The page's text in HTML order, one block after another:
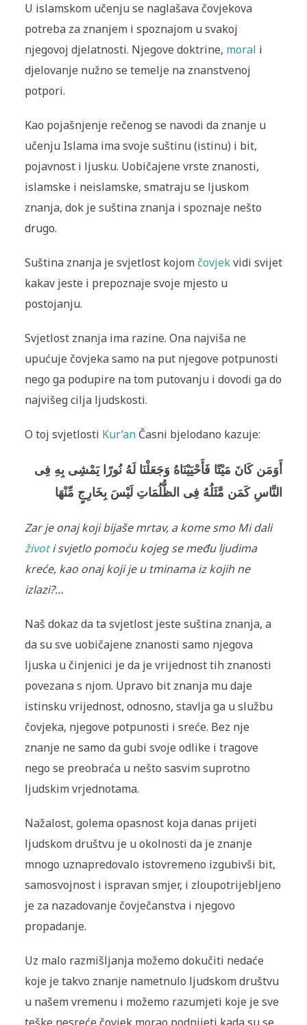
U islamskom učenju se naglašava čovjekova
potreba za znanjem i spoznajom u svakoj
njegovoj djelatnosti. Njegove doktrine, moral i
djelovanje nužno se temelje na znanstvenoj
potpori.
Kao pojašnjenje rečenog se navodi da znanje u
učenju Islama ima svoje suštinu (istinu) i bit,
pojavnost i ljusku. Uobičajene vrste znanosti,
islamske i neislamske, smatraju se ljuskom
znanja, dok je suština znanja i spoznaje nešto
drugo.
Suština znanja je svjetlost kojom čovjekvidi svijet
kakav jeste i prepoznaje svoje mjesto u
postojanju.
Svjetlost znanja ima razine. Ona najviša ne
upućuje čovjeka samo na put njegove potpunosti
nego ga podupire na tom putovanju i dovodi ga do
najvišeg cilja ljudskosti.
O toj svjetlosti Kur’anČasni bjelodano kazuje:
أَوَمَن كَانَ مَيْتًا فَأَحْيَيْنَاهُ وَجَعَلْنَا لَهُ نُورً‌ا يَمْشِى بِهِ فِى
النَّاسِ كَمَن مَّثَلُهُ فِى الظُّلُمَاتِ لَيْسَ بِخَارِ‌جٍ مِّنْهَا
Zar je onaj koji bijaše mrtav, a kome smo Mi dali
životi svjetlo pomoću kojeg se među ljudima
kreće, kao onaj koji je u tminama iz kojih ne
izlazi?…
Naš dokaz da ta svjetlost jeste suština znanja, a
da su sve uobičajene znanosti samo njegova
ljuska u činjenici je da je vrijednost tih znanosti
povezana s njom. Upravo bit znanja mu daje
istinsku vrijednost, odnosno, stavlja ga u službu
čovjeka, njegove potpunosti i sreće. Bez nje
znanje ne samo da gubi svoje odlike i tragove
nego se preobraća u nešto sasvim suprotno
ljudskim vrjednotama.
Nažalost, golema opasnost koja danas prijeti
ljudskom društvu je u okolnosti da je znanje
mnogo uznapredovalo istovremeno izgubivši bit,
samosvojnost i ispravan smjer, i zloupotrijebljeno
je za nazadovanje čovječanstva i njegovo
propadanje.
Uz malo razmišljanja možemo dokučiti nedaće
koje je takvo znanje nametnulo ljudskom društvu
u našem vremenu i možemo razumjeti koje je sve